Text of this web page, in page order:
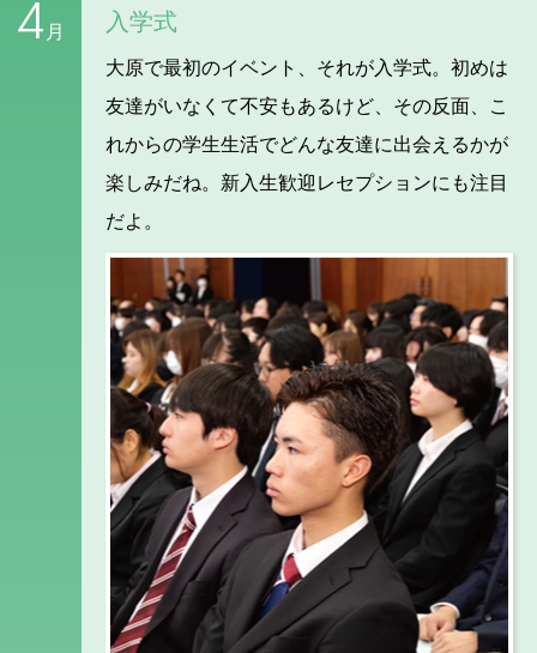
4 月 入学式
大原で最初のイベント、それが入学式。初めは
友達がいなくて不安もあるけど、その反面、こ
れからの学生生活でどんな友達に出会えるかが
楽しみだね。新入生歓迎レセプションにも注目
だよ。